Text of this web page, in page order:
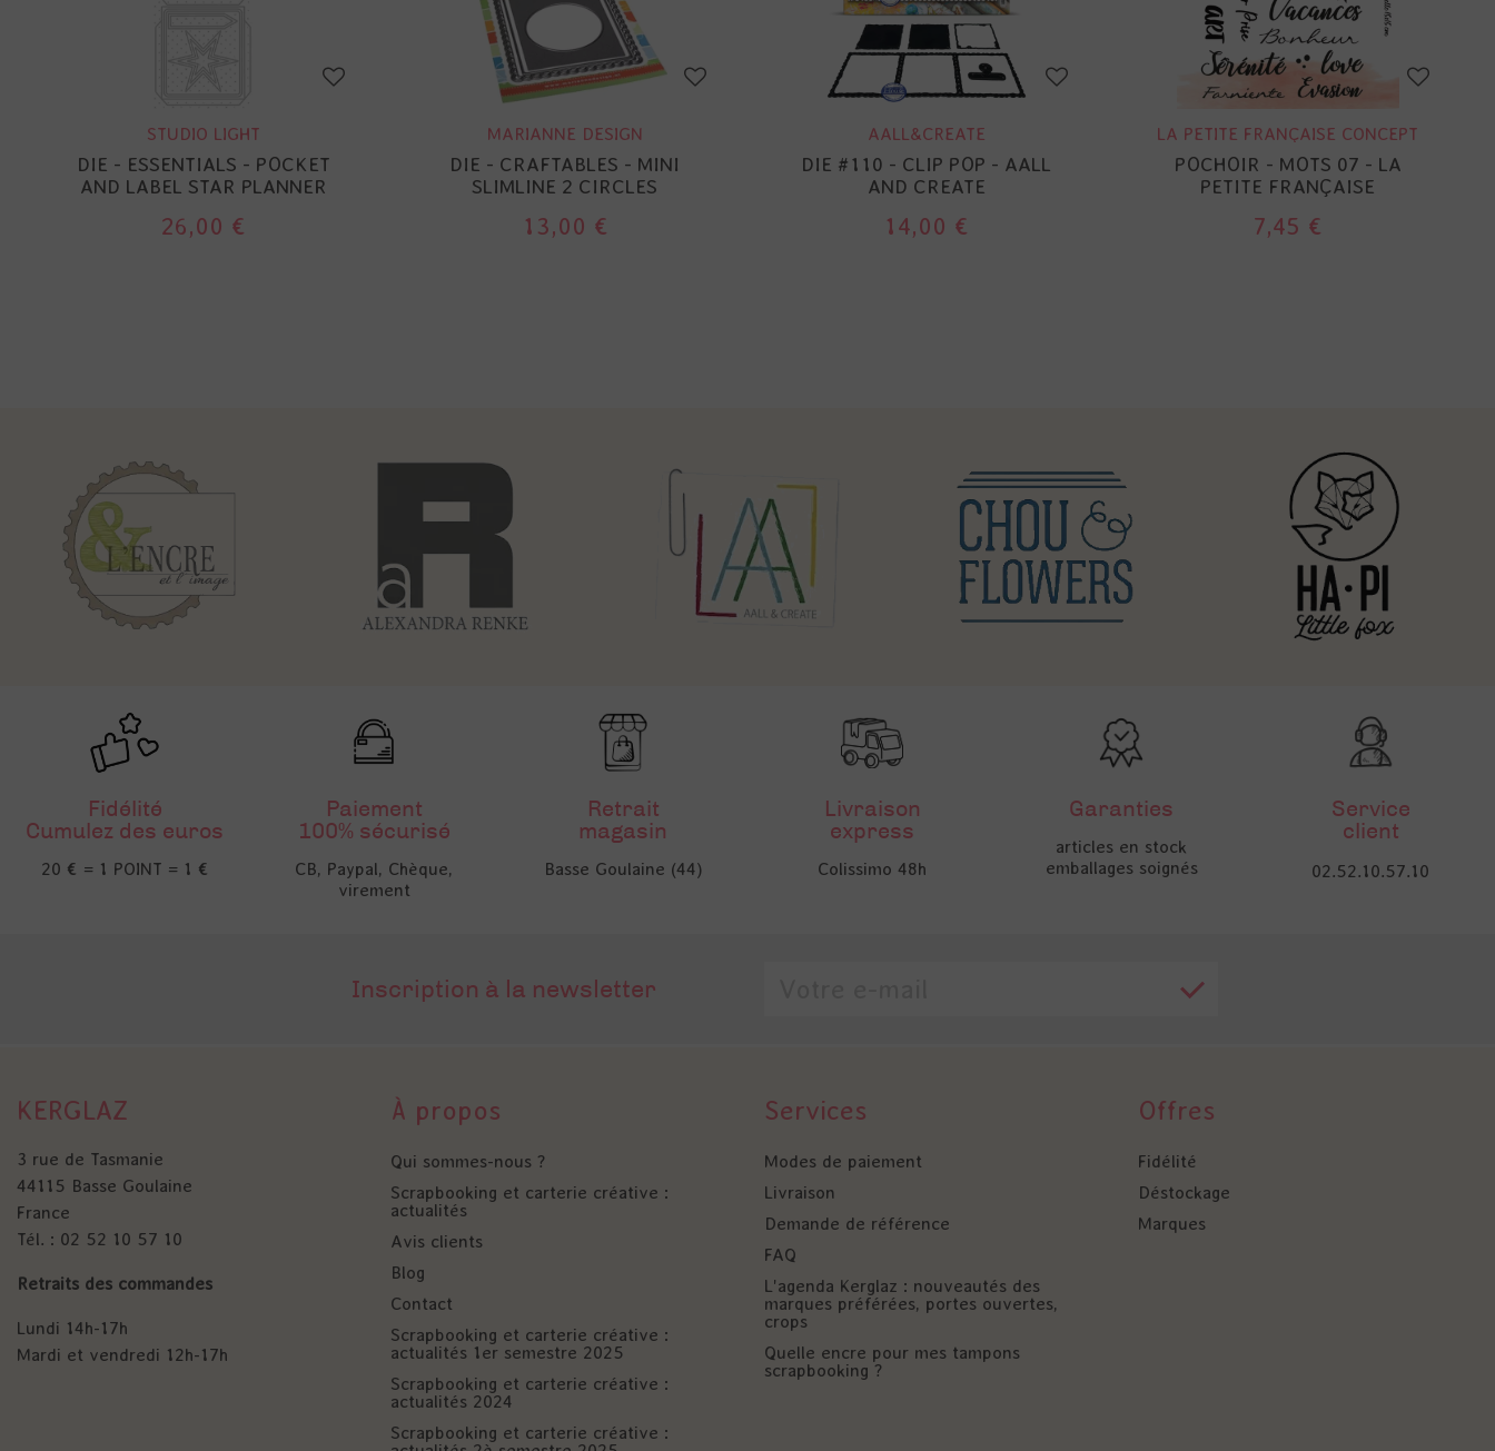
STUDIO LIGHT
DIE - ESSENTIALS - POCKET
AND LABEL STAR PLANNER
26,00 €
MARIANNE DESIGN
DIE - CRAFTABLES - MINI
SLIMLINE 2 CIRCLES
13,00 €
AALL&CREATE
DIE #110 - CLIP POP - AALL
AND CREATE
14,00 €
LA PETITE FRANÇAISE CONCEPT
POCHOIR - MOTS 07 - LA
PETITE FRANÇAISE
7,45 €
Fidélité
Cumulez des euros
20 € = 1 POINT = 1 €
Paiement
100% sécurisé
CB, Paypal, Chèque,
virement
Retrait
magasin
Basse Goulaine (44)
Livraison
express
Colissimo 48h
Garanties
articles en stock
emballages soignés
Service
client
02.52.10.57.10
Inscription à la newsletter
KERGLAZ
3 rue de Tasmanie
44115 Basse Goulaine
France
Tél. : 02 52 10 57 10
Retraits des commandes
Lundi 14h-17h
Mardi et vendredi 12h-17h
À propos
Qui sommes-nous ?
Scrapbooking et carterie créative :
actualités
Avis clients
Blog
Contact
Scrapbooking et carterie créative :
actualités 1er semestre 2025
Scrapbooking et carterie créative :
actualités 2024
Scrapbooking et carterie créative :
Services
Modes de paiement
Livraison
Demande de référence
FAQ
L'agenda Kerglaz : nouveautés des
marques préférées, portes ouvertes,
crops
Quelle encre pour mes tampons
scrapbooking ?
Offres
Fidélité
Déstockage
Marques